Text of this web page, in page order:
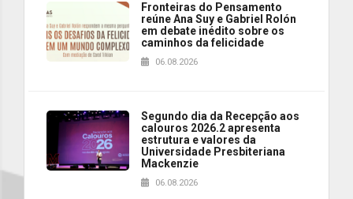
Fronteiras do Pensamento
reúne Ana Suy e Gabriel Rolón
em debate inédito sobre os
caminhos da felicidade
06.08.2026
Segundo dia da Recepção aos
calouros 2026.2 apresenta
estrutura e valores da
Universidade Presbiteriana
Mackenzie
06.08.2026